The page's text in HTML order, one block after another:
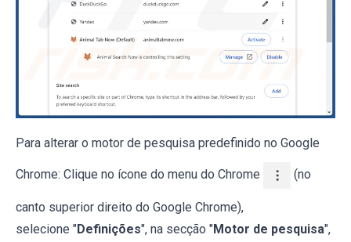
Para alterar o motor de pesquisa predefinido no Google
Chrome: Clique no ícone do menu do Chrome (no
canto superior direito do Google Chrome),
selecione "Definições", na secção "Motor de pesquisa",